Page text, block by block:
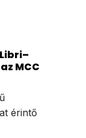
MCC
érintő